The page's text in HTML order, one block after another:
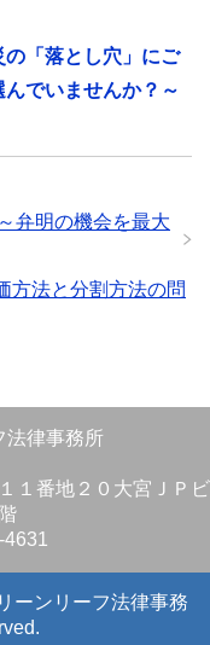
の「落とし穴」にご
でいませんか？～
弁明の機会を最大
方法と分割方法の問
法律事務所
１番地２０大宮ＪＰビ
ーンリーフ法律事務